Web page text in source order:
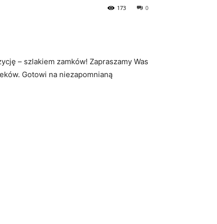
0
173
– szlakiem⁤ zamków! Zapraszamy Was
‍Gotowi na niezapomnianą